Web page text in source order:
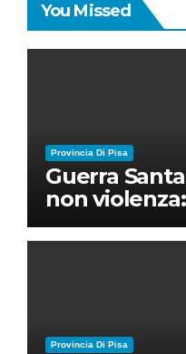
You Missed
Provincia Di Pisa
Guerra
non
nuovo
Provincia Di Pisa